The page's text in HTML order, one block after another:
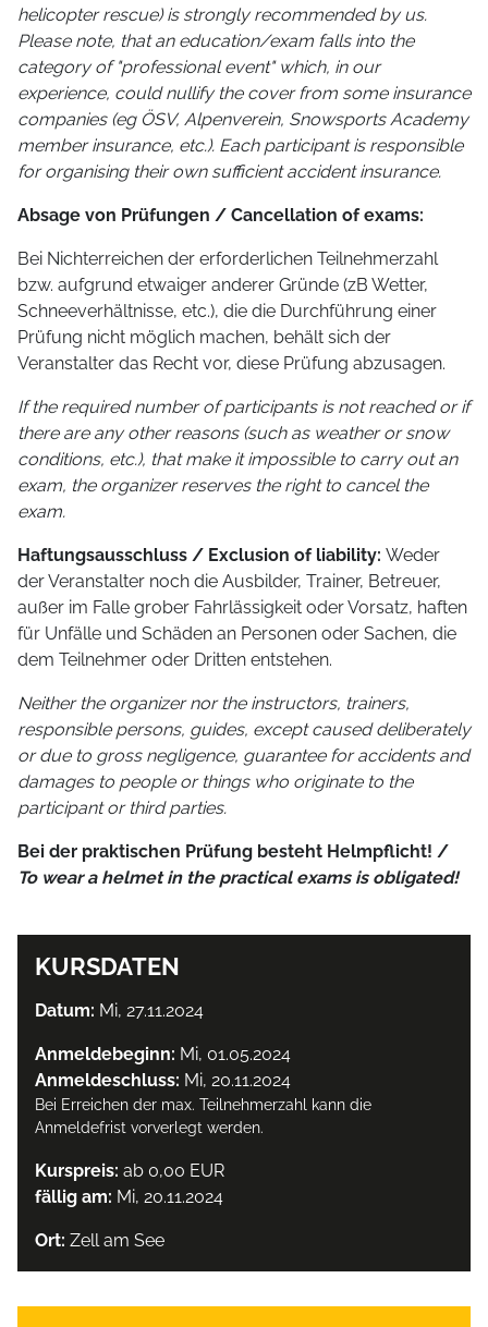
helicopter rescue) is strongly recommended by us.
Please note, that an education/exam falls into the
category of "professional event" which, in our
experience, could nullify the cover from some insurance
companies (eg ÖSV, Alpenverein, Snowsports Academy
member insurance, etc.). Each participant is responsible
for organising their own sufficient accident insurance.
Absage von Prüfungen / Cancellation of exams:
Bei Nichterreichen der erforderlichen Teilnehmerzahl
bzw. aufgrund etwaiger anderer Gründe (zB Wetter,
Schneeverhältnisse, etc.), die die Durchführung einer
Prüfung nicht möglich machen, behält sich der
Veranstalter das Recht vor, diese Prüfung abzusagen.
If the required number of participants is not reached or if
there are any other reasons (such as weather or snow
conditions, etc.), that make it impossible to carry out an
exam, the organizer reserves the right to cancel the
exam.
Haftungsausschluss / Exclusion of liability: Weder
der Veranstalter noch die Ausbilder, Trainer, Betreuer,
außer im Falle grober Fahrlässigkeit oder Vorsatz, haften
für Unfälle und Schäden an Personen oder Sachen, die
dem Teilnehmer oder Dritten entstehen.
Neither the organizer nor the instructors, trainers,
responsible persons, guides, except caused deliberately
or due to gross negligence, guarantee for accidents and
damages to people or things who originate to the
participant or third parties.
Bei der praktischen Prüfung besteht Helmpflicht! /
To wear a helmet in the practical exams is obligated!
KURSDATEN
Datum: Mi, 27.11.2024
Anmeldebeginn: Mi, 01.05.2024
Anmeldeschluss: Mi, 20.11.2024
Bei Erreichen der max. Teilnehmerzahl kann die
Anmeldefrist vorverlegt werden.
Kurspreis: ab 0,00 EUR
fällig am: Mi, 20.11.2024
Ort: Zell am See